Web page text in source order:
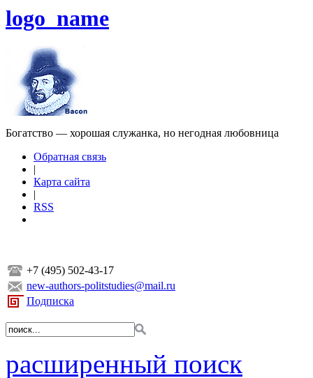
logo_name
Богатство — хорошая служанка, но негодная любовница
Обратная связь
|
Карта сайта
|
RSS
+7 (495) 502-43-17
new-authors-politstudies@mail.ru
Подписка
расширенный поиск